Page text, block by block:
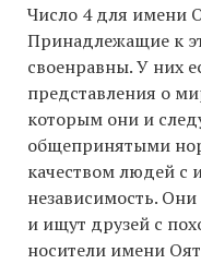
Число 4 для имени
Принадлежащие к
своенравны. У них
представления о
которым они и
общепринятыми
качеством людей с
независимость.
и ищут друзей с
носители имени